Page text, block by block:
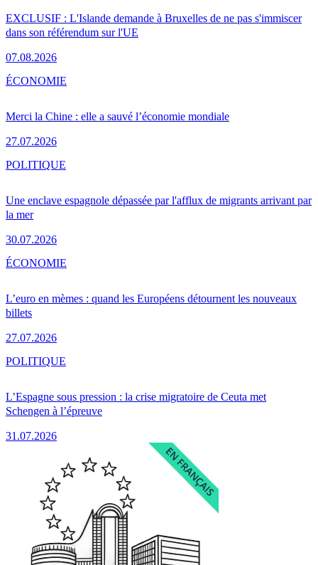
EXCLUSIF : L'Islande demande à Bruxelles de ne pas s'immiscer
dans son référendum sur l'UE
07.08.2026
Merci la Chine : elle a sauvé l’économie mondiale
27.07.2026
ÉCONOMIE
Une enclave espagnole dépassée par l'afflux de migrants arrivant par
la mer
30.07.2026
POLITIQUE
L’euro en mèmes : quand les Européens détournent les nouveaux
billets
27.07.2026
ÉCONOMIE
L’Espagne sous pression : la crise migratoire de Ceuta met
Schengen à l’épreuve
31.07.2026
POLITIQUE